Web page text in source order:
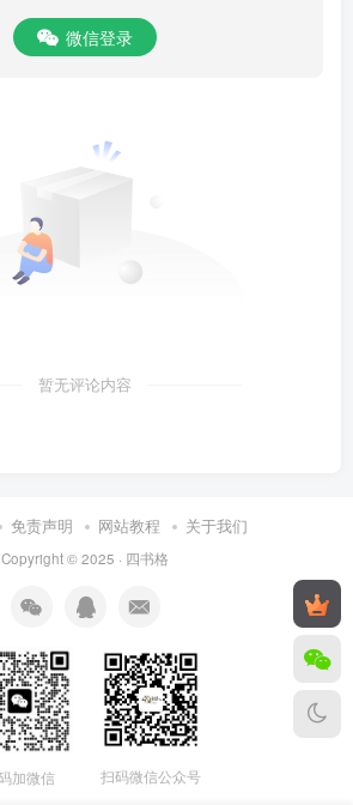
微信登录
暂无评论内容
免责声明 网站教程 关于我们
Copyright © 2025 · 四书格
加微信 扫码微信公众号